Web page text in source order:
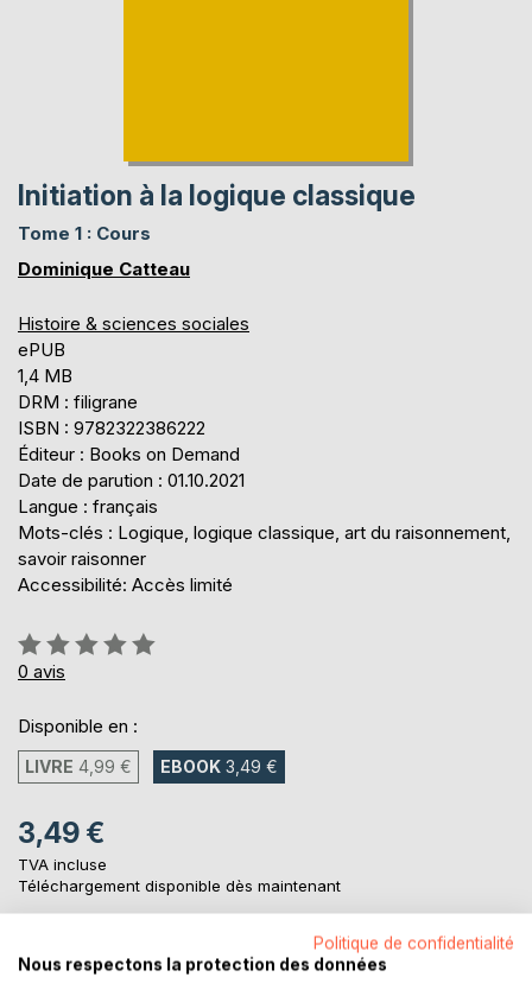
Initiation à la logique classique
Tome 1 : Cours
Dominique Catteau
Histoire & sciences sociales
ePUB
1,4 MB
DRM : filigrane
ISBN : 9782322386222
Éditeur : Books on Demand
Date de parution : 01.10.2021
Langue : français
Mots-clés : Logique, logique classique, art du raisonnement,
savoir raisonner
Accessibilité: Accès limité
Évaluation:
0%
0 avis
Disponible en :
LIVRE 4,99 € EBOOK 3,49 €
3,49 €
TVA incluse
Téléchargement disponible dès maintenant
AJOUTER AU PANIER
Politique de confidentialité
Nous respectons la protection des données